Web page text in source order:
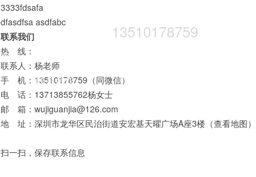
13510178759
联系合作
3333fdsafa
dfasdfsa asdfabc
联系我们
热 线：
联系人：杨老师
手 机：13510178759（同微信）
电 话：13713855762杨女士
邮 箱：wujiguanjia@126.com
地 址：深圳市龙华区民治街道安宏基天曜广场A座3楼 （查看地图）
扫一扫，保存联系信息